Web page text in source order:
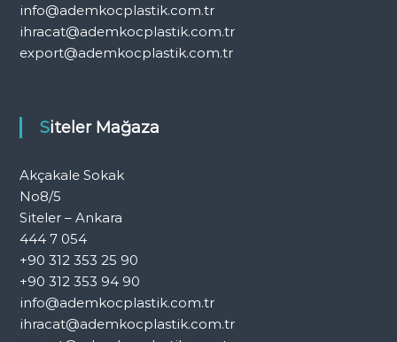
info@ademkocplastik.com.tr
ihracat@ademkocplastik.com.tr
export@ademkocplastik.com.tr
Siteler Mağaza
Akçakale Sokak
No8/5
Siteler – Ankara
444 7 054
+90 312 353 25 90
+90 312 353 94 90
info@ademkocplastik.com.tr
ihracat@ademkocplastik.com.tr